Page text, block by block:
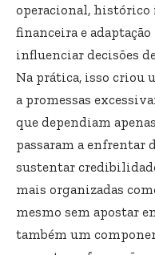
operacional,
financeira e
influenciar decisões
Na prática, isso criou
a promessas
que dependiam
passaram a enfrentar
sustentar
mais organizadas
mesmo sem apostar
também um